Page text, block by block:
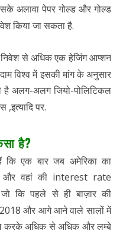
अलावा पेपर गोल्ड औरगोल्ड
किया जा सकता है.
निवेश से अधिक एक हेजिंग आप्शन
विश्व में इसकी मांग के अनुसार
है अलग-अलग जियो-पोलिटिकल
,इत्यादि पर.
है?
हैं कि एक बार जब अमेरिका का
और वहां की interest rate
कि पहले से ही बाज़ार की
2018 और आगे आने वाले सालों में
करके अधिक से अधिक और लम्बे